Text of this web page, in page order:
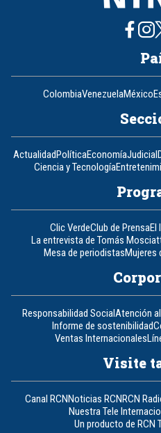
ColombiaVenezuelaMéxico
ActualidadPolíticaEconomíaJudicial
Ciencia y Tecnología
Clic VerdeClub de PrensaEl
La entrevista de Tomás
Mesa de periodistasMujeres
Responsabilidad SocialAtención
Informe de sostenibilidad
Ventas Internacionales
Visite
Canal RCNNoticias RCNRCN
Nuestra Tele
Un producto de RCN